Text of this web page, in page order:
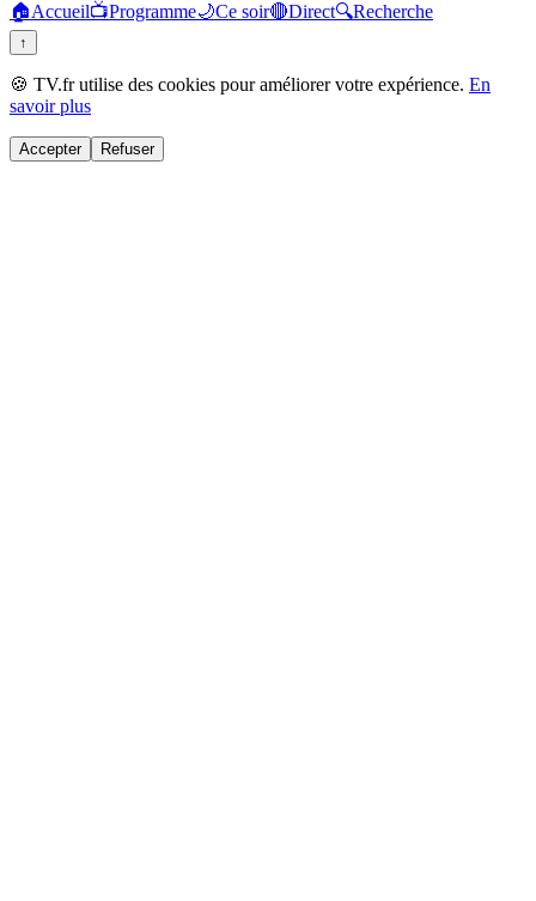
🏠Accueil📺Programme🌙Ce soir🔴Direct🔍Recherche
↑
🍪 TV.fr utilise des cookies pour améliorer votre expérience. En
savoir plus
Accepter Refuser